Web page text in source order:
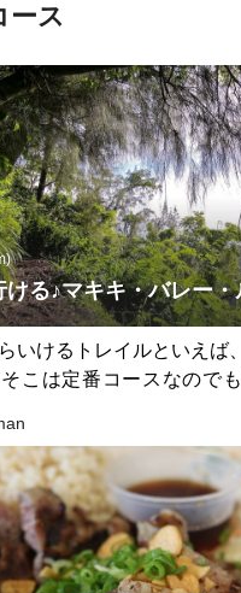
ース
いけるトレイルといえば
そこは定番コースなので
でアクセスできるトレイ
ある、マキキ・バレー・
程度のループトレイルで
に似ており、さらに、ラ
イルとして今回紹介します。